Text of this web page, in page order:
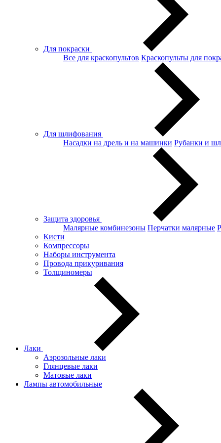
Для покраски
Все для краскопультов Краскопульты для
Для шлифования
Насадки на дрель и на машинки Рубанки и
Защита здоровья
Малярные комбинезоны Перчатки малярные
Кисти
Компрессоры
Наборы инструмента
Провода прикуривания
Толщиномеры
Лаки
Аэрозольные лаки
Глянцевые лаки
Матовые лаки
Лампы автомобильные